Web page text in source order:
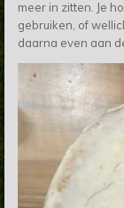
meer in zitten. Je
gebruiken, of
daarna even aan